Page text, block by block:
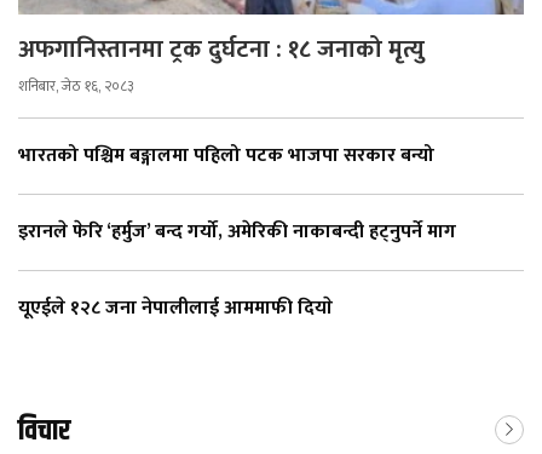
अफगानिस्तानमा ट्रक दुर्घटना : १८ जनाको मृत्यु
शनिबार, जेठ १६, २०८३
भारतको पश्चिम बङ्गालमा पहिलो पटक भाजपा सरकार बन्यो
इरानले फेरि ‘हर्मुज’ बन्द गर्यो, अमेरिकी नाकाबन्दी हट्नुपर्ने माग
यूएईले १२८ जना नेपालीलाई आममाफी दियाे
विचार